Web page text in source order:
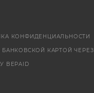
КОНФИДЕНЦИАЛЬНОСТИ
БАНКОВСКОЙ КАРТОЙ ЧЕРЕЗ
BEPAID